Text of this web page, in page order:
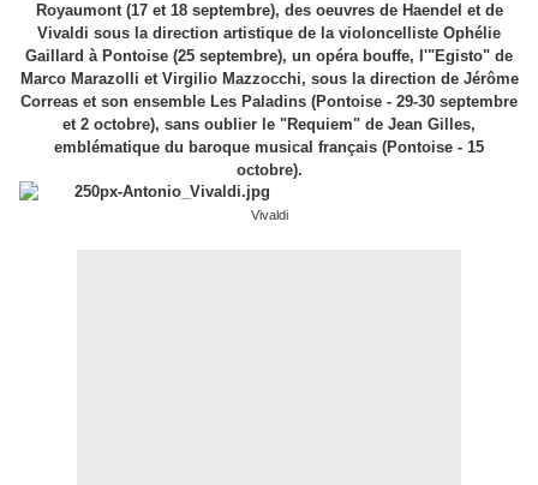
Royaumont (17 et 18 septembre), des oeuvres de Haendel et de
Vivaldi sous la direction artistique de la violoncelliste Ophélie
Gaillard à Pontoise (25 septembre), un opéra bouffe, l'"Egisto" de
Marco Marazolli et Virgilio Mazzocchi, sous la direction de Jérôme
Correas et son ensemble Les Paladins (Pontoise - 29-30 septembre
et 2 octobre), sans oublier le "Requiem" de Jean Gilles,
emblématique du baroque musical français (Pontoise - 15
octobre).
Vivaldi